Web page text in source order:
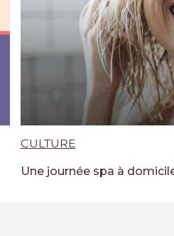
CULTURE
Une journée spa à